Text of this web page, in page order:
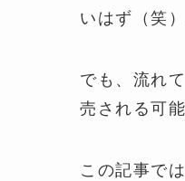
いはず（笑）
でも、流れ
売される可
この記事で